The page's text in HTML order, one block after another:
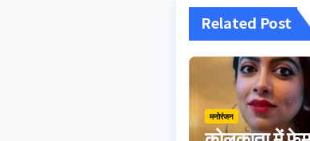
Related Post
मनोरंजन